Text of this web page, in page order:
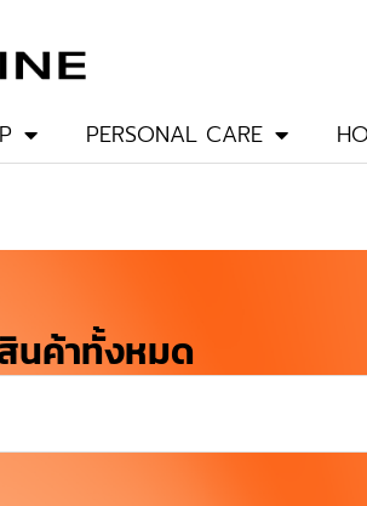
PERSONAL CARE
นค้าทั้งหมด